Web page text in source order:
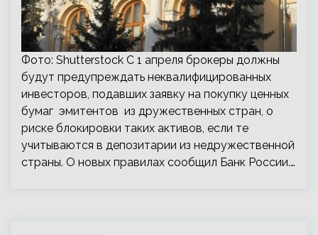
Фото: Shutterstock С 1 апреля брокеры должны
будут предупреждать неквалифицированных
инвесторов, подавших заявку на покупку ценных
бумаг эмитентов из дружественных стран, о
риске блокировки таких активов, если те
учитываются в депозитарии из недружественной
страны. О новых правилах сообщил Банк России.…